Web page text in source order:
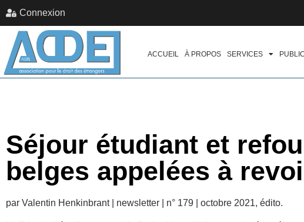
Connexion
ACCUEIL À PROPOS SERVICES
Séjour étudiant et
belges appelées à
par Valentin Henkinbrant | newsletter | n° 179 | octobre 2021, édito.